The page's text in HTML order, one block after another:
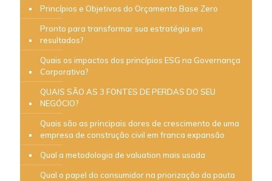
Princípios e Objetivos do Orçamento Base Zero
Pronto para transformar sua estratégia em
resultados?
Quais os impactos dos princípios ESG na Governança
Corporativa?
QUAIS SÃO AS 3 FONTES DE PERDAS DO SEU
NEGÓCIO?
Quais são as principais dores de crescimento de uma
empresa de construção civil em franca expansão
Qual a metodologia de valuation mais usada
Qual o papel do consumidor na priorização da pauta